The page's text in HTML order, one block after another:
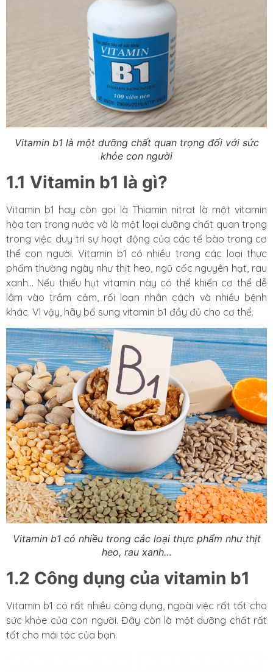
Vitamin b1 là một dưỡng chất quan trọng đối với sức
khỏe con người
1.1 Vitamin b1 là gì?
Vitamin b1 hay còn gọi là Thiamin nitrat là một vitamin
hòa tan trong nước và là một loại dưỡng chất quan trọng
trong việc duy trì sự hoạt động của các tế bào trong cơ
thể con người. Vitamin b1 có nhiều trong các loại thực
phẩm thường ngày như thịt heo, ngũ cốc nguyên hạt, rau
xanh… Nếu thiếu hụt vitamin này có thể khiến cơ thể dễ
lâm vào trầm cảm, rối loạn nhân cách và nhiều bệnh
khác. Vì vậy, hãy bổ sung vitamin b1 đầy đủ cho cơ thể.
Vitamin b1 có nhiều trong các loại thực phẩm như thịt
heo, rau xanh…
1.2 Công dụng của vitamin b1
Vitamin b1 có rất nhiều công dụng, ngoài việc rất tốt cho
sức khỏe của con người. Đây còn là một dưỡng chất rất
tốt cho mái tóc của bạn.